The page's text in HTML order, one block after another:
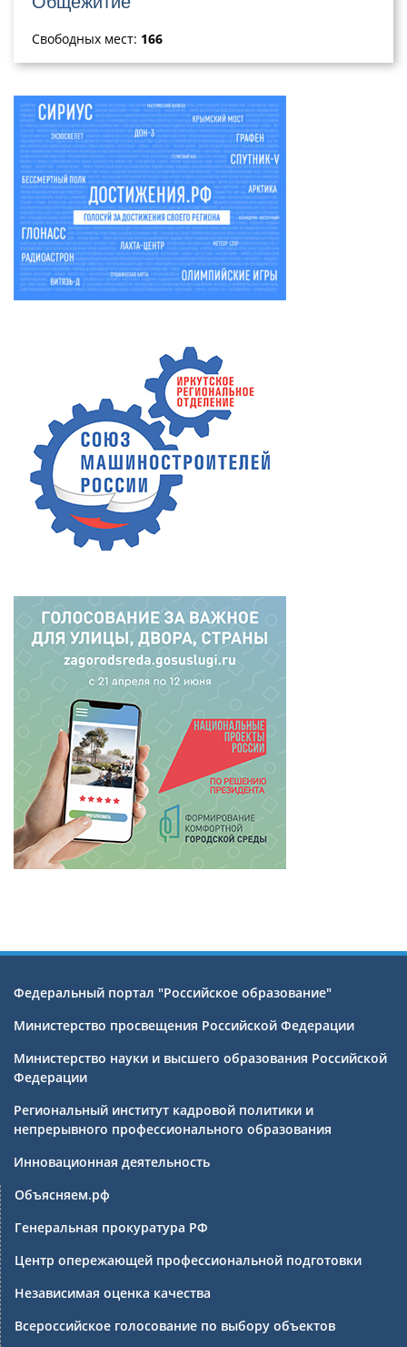
Свободных мест: 166
Федеральный портал "Российское образование"
Министерство просвещения Российской Федерации
Министерство науки и высшего образования Российской
Федерации
Региональный институт кадровой политики и
непрерывного профессионального образования
Инновационная деятельность
Объясняем.рф
Генеральная прокуратура РФ
Центр опережающей профессиональной подготовки
Независимая оценка качества
Всероссийское голосование по выбору объектов